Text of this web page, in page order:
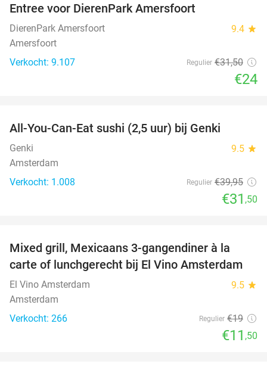
Entree voor DierenPark Amersfoort
DierenPark Amersfoort 9.4 star
Amersfoort
Verkocht: 9.107
Regulier €31,50
€24
All-You-Can-Eat sushi (2,5 uur) bij Genki
Genki 9.5 star
Amsterdam
Verkocht: 1.008
Regulier €39,95
€31 ,50
Mixed grill, Mexicaans 3-gangendiner à la
carte of lunchgerecht bij El Vino Amsterdam
El Vino Amsterdam 9.5 star
Amsterdam
Verkocht: 266
Regulier €19
€11 ,50